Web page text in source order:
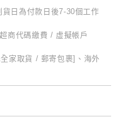
日為付款日後7-30個工作
商代碼繳費 / 虛擬帳戶
家取貨 / 郵寄包裹]、海外